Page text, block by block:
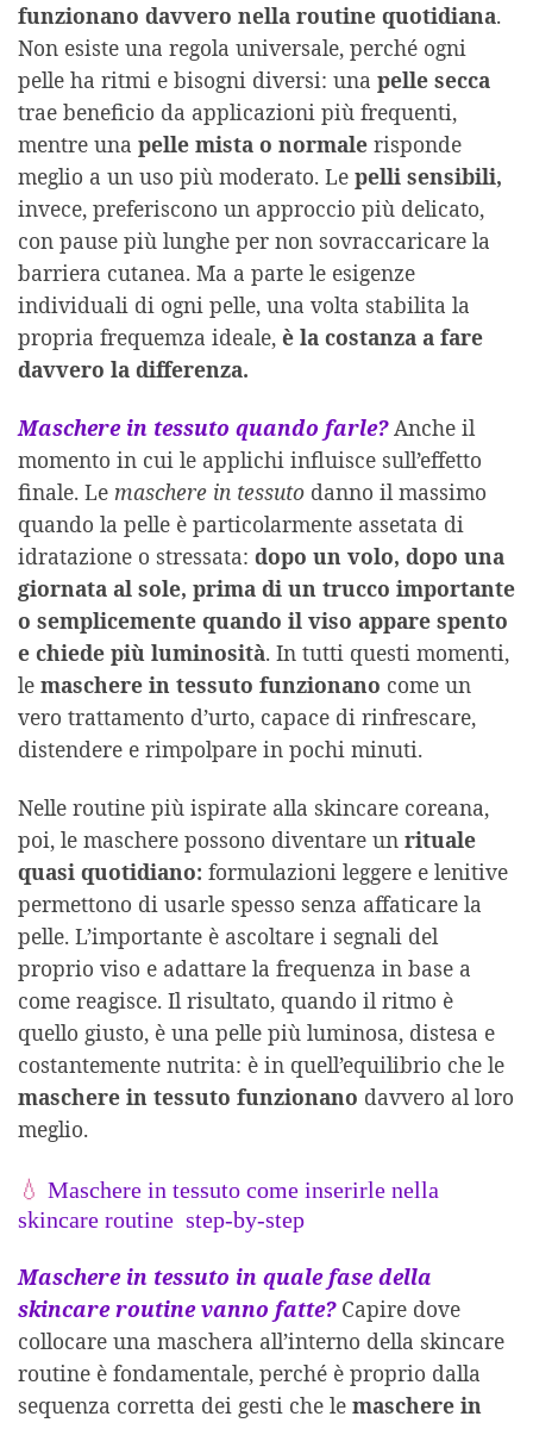
funzionano davvero nella routine quotidiana.
Non esiste una regola universale, perché ogni
pelle ha ritmi e bisogni diversi: una pelle secca
trae beneficio da applicazioni più frequenti,
mentre una pelle mista o normale risponde
meglio a un uso più moderato. Le pelli sensibili,
invece, preferiscono un approccio più delicato,
con pause più lunghe per non sovraccaricare la
barriera cutanea. Ma a parte le esigenze
individuali di ogni pelle, una volta stabilita la
propria frequemza ideale, è la costanza a fare
davvero la differenza.
Maschere in tessuto quando farle?Anche il
momento in cui le applichi influisce sull’effetto
finale. Le maschere in tessuto danno il massimo
quando la pelle è particolarmente assetata di
idratazione o stressata: dopo un volo, dopo una
giornata al sole, prima di un trucco importante
o semplicemente quando il viso appare spento
e chiede più luminosità. In tutti questi momenti,
le maschere in tessuto funzionano come un
vero trattamento d’urto, capace di rinfrescare,
distendere e rimpolpare in pochi minuti.
Nelle routine più ispirate alla skincare coreana,
poi, le maschere possono diventare un rituale
quasi quotidiano: formulazioni leggere e lenitive
permettono di usarle spesso senza affaticare la
pelle. L’importante è ascoltare i segnali del
proprio viso e adattare la frequenza in base a
come reagisce. Il risultato, quando il ritmo è
quello giusto, è una pelle più luminosa, distesa e
costantemente nutrita: è in quell’equilibrio che le
maschere in tessuto funzionano davvero al loro
meglio.
💧 Maschere in tessuto come inserirle nella
skincare routine step-by-step
Maschere in tessuto in quale fase della
skincare routine vanno fatte? Capire dove
collocare una maschera all’interno della skincare
routine è fondamentale, perché è proprio dalla
sequenza corretta dei gesti che le maschere in